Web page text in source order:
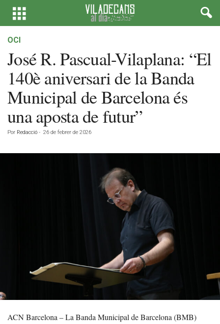
OCI
José R. Pascual-Vilaplana: “El
140è aniversari de la Banda
Municipal de Barcelona és
una aposta de futur”
Por Redacció - 26 de febrer de 2026
ACN Barcelona – La Banda Municipal de Barcelona (BMB)